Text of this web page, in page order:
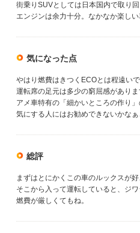
街乗りSUVとしては日本国内で取り回
エンジンは余力十分。なかなか楽しい
気になった点
やはり燃費はきつくECOとは程遠いで
運転席の足元は多少の窮屈感がありま
アメ車特有の「細かいところの作り」
気にする人にはお勧めできないかなぁ
総評
まずはとにかくこの車のルックスが好
そこから入って運転していると、ジ
燃費が厳しくてもね。